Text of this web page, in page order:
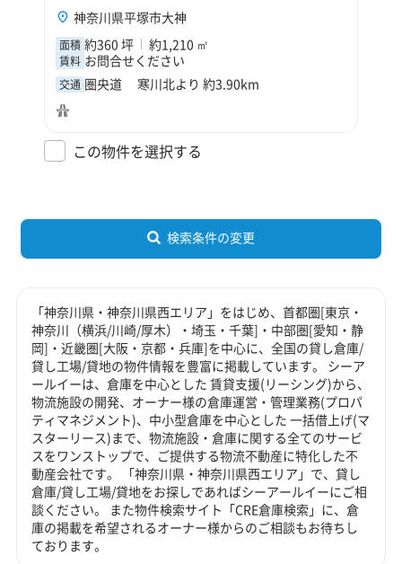
神奈川県平塚市大神
面積 約360 坪 約1,210 ㎡
賃料 お問合せください
交通 圏央道 寒川北より 約3.90km
この物件を選択する
検索条件の変更
「神奈川県・神奈川県西エリア」をはじめ、首都圏[東京・
神奈川（横浜/川崎/厚木）・埼玉・千葉]・中部圏[愛知・静
岡]・近畿圏[大阪・京都・兵庫]を中心に、全国の貸し倉庫/
貸し工場/貸地の物件情報を豊富に掲載しています。 シーア
ールイーは、倉庫を中心とした 賃貸支援(リーシング)から、
物流施設の開発、オーナー様の倉庫運営・管理業務(プロパ
ティマネジメント)、中小型倉庫を中心とした 一括借上げ(マ
スターリース)まで、物流施設・倉庫に関する全てのサービ
スをワンストップで、ご提供する物流不動産に特化した不
動産会社です。 「神奈川県・神奈川県西エリア」で、貸し
倉庫/貸し工場/貸地をお探しであればシーアールイーにご相
談ください。 また物件検索サイト「CRE倉庫検索」に、倉
庫の掲載を希望されるオーナー様からのご相談もお待ちし
ております。